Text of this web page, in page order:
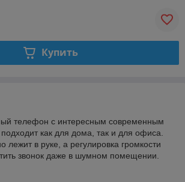
Купить
телефон с интересным современным
как для дома, так и для офиса.
лежит в руке, а регулировка громкости
звонок даже в шумном помещении.